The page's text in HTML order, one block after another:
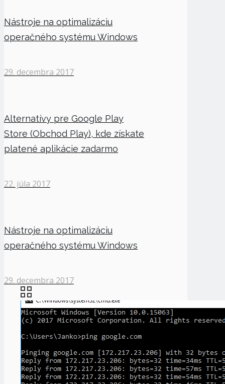
Nástroje na optimalizáciu
operačného systému Windows
29. decembra 2017
Alternatívy pre Google Play
Store (Obchod Play), kde získate
platené aplikácie zadarmo
22. júla 2017
Nástroje na optimalizáciu
operačného systému Windows
29. decembra 2017